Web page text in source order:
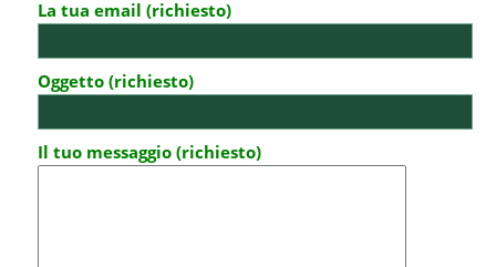
La tua email (richiesto)
Oggetto (richiesto)
Il tuo messaggio (richiesto)